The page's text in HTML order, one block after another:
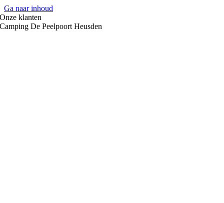
Ga naar inhoud
Onze klanten
Camping De Peelpoort Heusden